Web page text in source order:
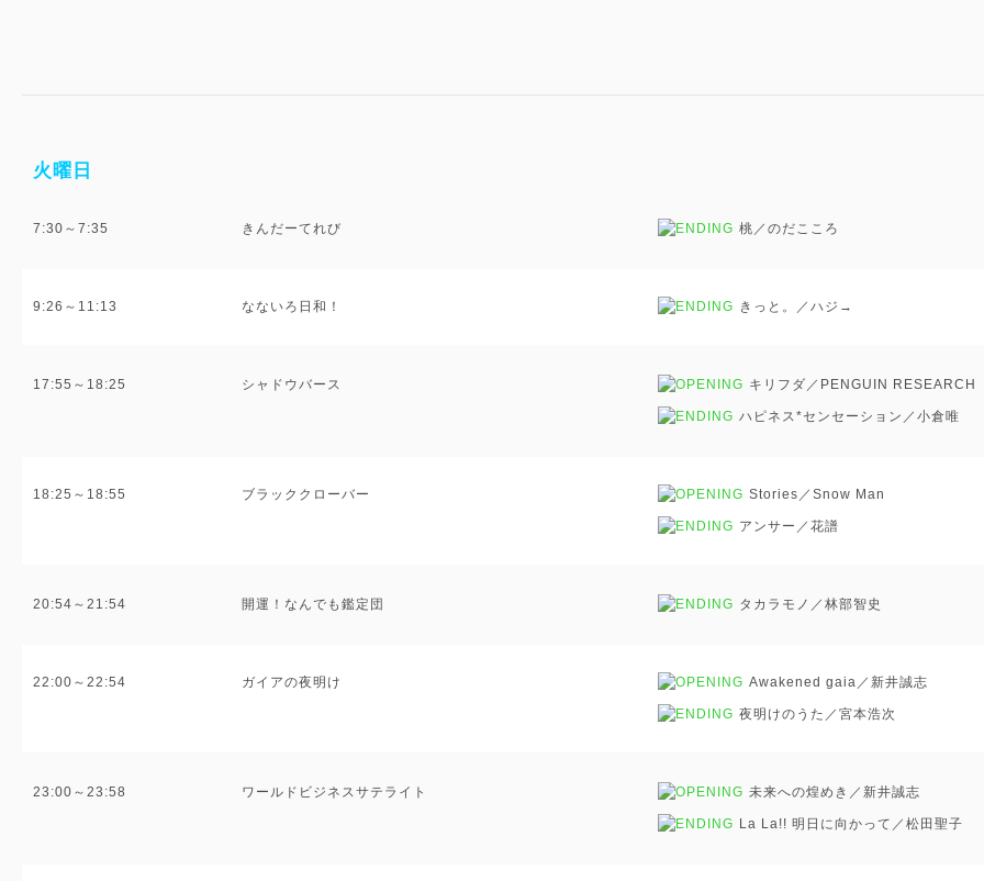
火曜日
7:30～7:35 きんだーてれび 桃／のだこころ
9:26～11:13 なないろ日和！ きっと。／ハジ→
17:55～18:25 シャドウバース キリフダ／PENGUIN RESEARCH
ハピネス*センセーション／小倉唯
18:25～18:55 ブラッククローバー Stories／Snow Man
アンサー／花譜
20:54～21:54 開運！なんでも鑑定団 タカラモノ／林部智史
22:00～22:54 ガイアの夜明け Awakened gaia／新井誠志
夜明けのうた／宮本浩次
23:00～23:58 ワールドビジネスサテライト 未来への煌めき／新井誠志
La La!! 明日に向かって／松田聖子